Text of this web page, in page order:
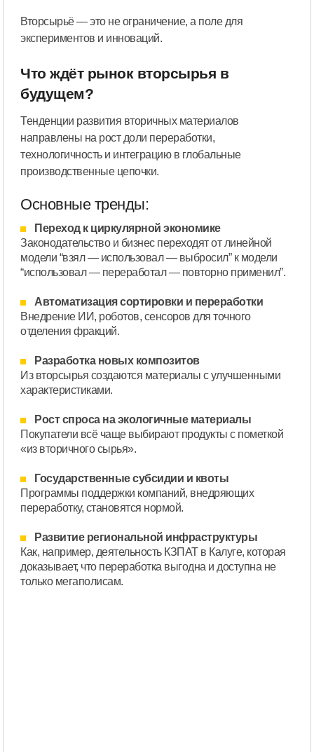
Вторсырьё — это не ограничение, а поле для
экспериментов и инноваций.
Что ждёт рынок вторсырья в
будущем?
Тенденции развития вторичных материалов
направлены на рост доли переработки,
технологичность и интеграцию в глобальные
производственные цепочки.
Основные тренды:
Переход к циркулярной экономике
Законодательство и бизнес переходят от линейной
модели “взял — использовал — выбросил” к модели
“использовал — переработал — повторно применил”.
Автоматизация сортировки и переработки
Внедрение ИИ, роботов, сенсоров для точного
отделения фракций.
Разработка новых композитов
Из вторсырья создаются материалы с улучшенными
характеристиками.
Рост спроса на экологичные материалы
Покупатели всё чаще выбирают продукты с пометкой
«из вторичного сырья».
Государственные субсидии и квоты
Программы поддержки компаний, внедряющих
переработку, становятся нормой.
Развитие региональной инфраструктуры
Как, например, деятельность КЗПАТ в Калуге, которая
доказывает, что переработка выгодна и доступна не
только мегаполисам.